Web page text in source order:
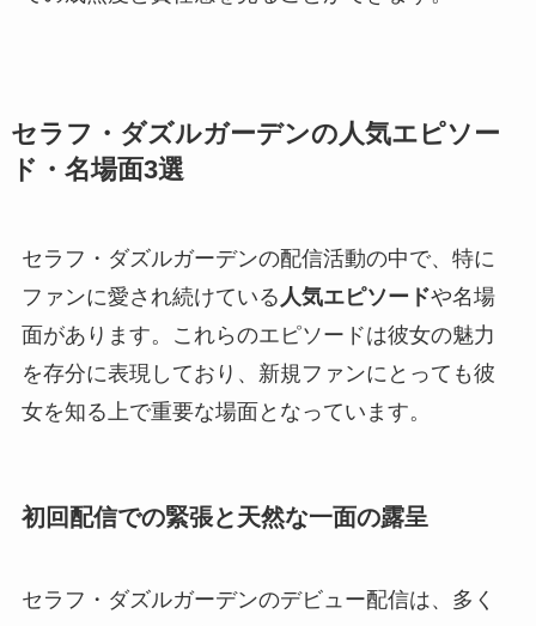
セラフ・ダズルガーデンの人気エピソー
ド・名場面3選
セラフ・ダズルガーデンの配信活動の中で、特に
ファンに愛され続けている 人気エピソードや名場
面があります。これらのエピソードは彼女の魅力
を存分に表現しており、新規ファンにとっても彼
女を知る上で重要な場面となっています。
初回配信での緊張と天然な一面の露呈
セラフ・ダズルガーデンのデビュー配信は、多く